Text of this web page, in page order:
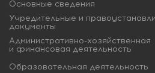
Основные сведения
Учредительные и
документы
Административно-хозяйственная
и финансовая деятельность
Образовательная деятельность